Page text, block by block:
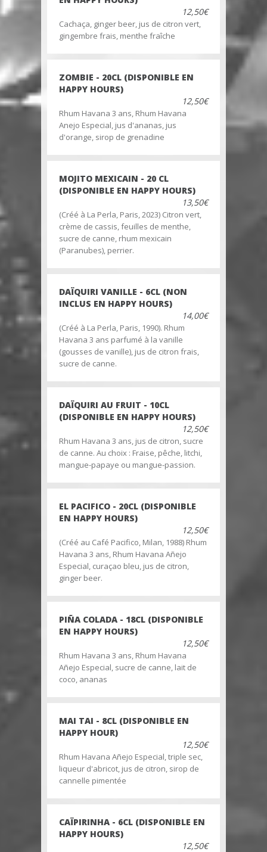
12,50€
Cachaça, ginger beer, jus de citron vert,
gingembre frais, menthe fraîche
ZOMBIE - 20CL (DISPONIBLE EN
HAPPY HOURS)
12,50€
Rhum Havana 3 ans, Rhum Havana
Anejo Especial, jus d'ananas, jus
d'orange, sirop de grenadine
MOJITO MEXICAIN - 20 CL
(DISPONIBLE EN HAPPY HOURS)
13,50€
(Créé à La Perla, Paris, 2023) Citron vert,
crème de cassis, feuilles de menthe,
sucre de canne, rhum mexicain
(Paranubes), perrier.
DAÏQUIRI VANILLE - 6CL (NON
INCLUS EN HAPPY HOURS)
14,00€
(Créé à La Perla, Paris, 1990). Rhum
Havana 3 ans parfumé à la vanille
(gousses de vanille), jus de citron frais,
sucre de canne.
DAÏQUIRI AU FRUIT - 10CL
(DISPONIBLE EN HAPPY HOURS)
12,50€
Rhum Havana 3 ans, jus de citron, sucre
de canne. Au choix : Fraise, pêche, litchi,
mangue-papaye ou mangue-passion.
EL PACIFICO - 20CL (DISPONIBLE
EN HAPPY HOURS)
12,50€
(Créé au Café Pacifico, Milan, 1988) Rhum
Havana 3 ans, Rhum Havana Añejo
Especial, curaçao bleu, jus de citron,
ginger beer.
PIÑA COLADA - 18CL (DISPONIBLE
EN HAPPY HOURS)
12,50€
Rhum Havana 3 ans, Rhum Havana
Añejo Especial, sucre de canne, lait de
coco, ananas
MAI TAI - 8CL (DISPONIBLE EN
HAPPY HOUR)
12,50€
Rhum Havana Añejo Especial, triple sec,
liqueur d'abricot, jus de citron, sirop de
cannelle pimentée
CAÏPIRINHA - 6CL (DISPONIBLE EN
HAPPY HOURS)
12,50€